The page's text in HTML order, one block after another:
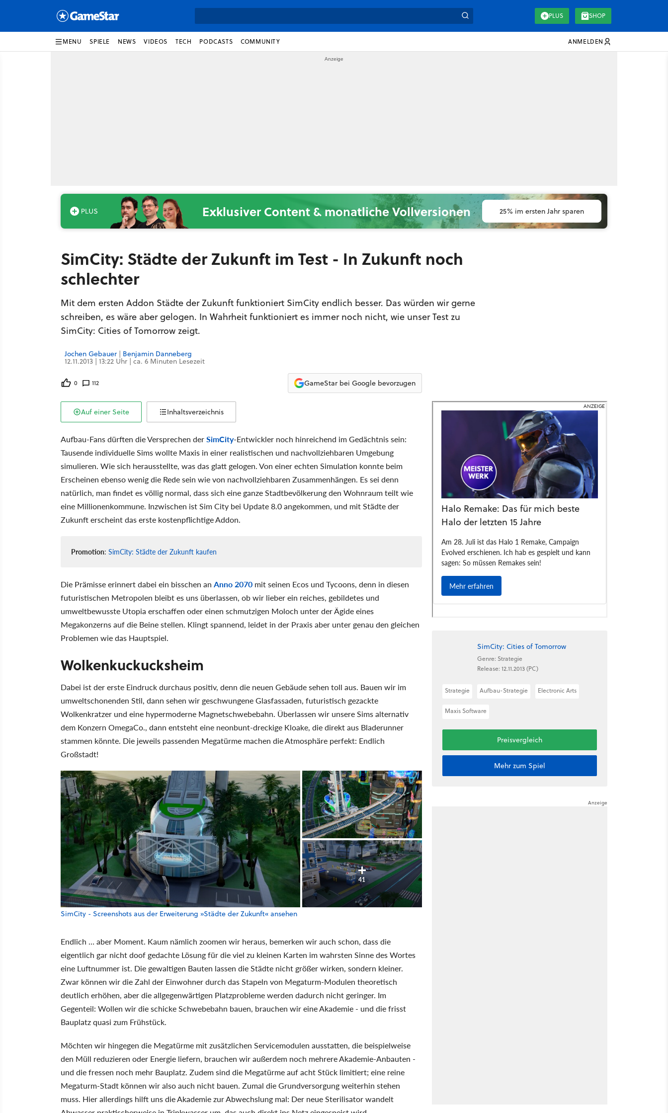
PLUS SHOP
MENU SPIELE NEWS VIDEOS TECH PODCASTS COMMUNITY ANMELDEN
Exklusiver Content & monatliche Vollversionen 25% im ersten Jahr sparen
SimCity: Städte der Zukunft im Test - In Zukunft noch
schlechter
Mit dem ersten Addon Städte der Zukunft funktioniert SimCity endlich besser. Das würden wir gerne
schreiben, es wäre aber gelogen. In Wahrheit funktioniert es immer noch nicht, wie unser Test zu
SimCity: Cities of Tomorrow zeigt.
Jochen Gebauer | Benjamin Danneberg
12.11.2013 | 13:22 Uhr | ca. 6 Minuten Lesezeit
0 112 GameStar bei Google bevorzugen
Auf einer Seite Inhaltsverzeichnis
Aufbau-Fans dürften die Versprechen derSimCity-Entwickler noch hinreichend im Gedächtnis sein:
Tausende individuelle Sims wollte Maxis in einer realistischen und nachvollziehbaren Umgebung
simulieren. Wie sich herausstellte, was das glatt gelogen. Von einer echten Simulation konnte beim
Erscheinen ebenso wenig die Rede sein wie von nachvollziehbaren Zusammenhängen. Es sei denn
natürlich, man findet es völlig normal, dass sich eine ganze Stadtbevölkerung den Wohnraum teilt wie
eine Millionenkommune. Inzwischen ist Sim City bei Update 8.0 angekommen, und mit Städte der
Zukunft erscheint das erste kostenpflichtige Addon.
Promotion: SimCity: Städte der Zukunft kaufen
Die Prämisse erinnert dabei ein bisschen an Anno 2070 mit seinen Ecos und Tycoons, denn in diesen
futuristischen Metropolen bleibt es uns überlassen, ob wir lieber ein reiches, gebildetes und
umweltbewusste Utopia erschaffen oder einen schmutzigen Moloch unter der Ägide eines
Megakonzerns auf die Beine stellen. Klingt spannend, leidet in der Praxis aber unter genau den gleichen
Problemen wie das Hauptspiel.
Wolkenkuckucksheim
Dabei ist der erste Eindruck durchaus positiv, denn die neuen Gebäude sehen toll aus. Bauen wir im
umweltschonenden Stil, dann sehen wir geschwungene Glasfassaden, futuristisch gezackte
Wolkenkratzer und eine hypermoderne Magnetschwebebahn. Überlassen wir unsere Sims alternativ
dem Konzern OmegaCo., dann entsteht eine neonbunt-dreckige Kloake, die direkt aus Bladerunner
stammen könnte. Die jeweils passenden Megatürme machen die Atmosphäre perfekt: Endlich
Großstadt!
41
SimCity - Screenshots aus der Erweiterung »Städte der Zukunft« ansehen
Endlich … aber Moment. Kaum nämlich zoomen wir heraus, bemerken wir auch schon, dass die
eigentlich gar nicht doof gedachte Lösung für die viel zu kleinen Karten im wahrsten Sinne des Wortes
eine Luftnummer ist. Die gewaltigen Bauten lassen die Städte nicht größer wirken, sondern kleiner.
Zwar können wir die Zahl der Einwohner durch das Stapeln von Megaturm-Modulen theoretisch
deutlich erhöhen, aber die allgegenwärtigen Platzprobleme werden dadurch nicht geringer. Im
Gegenteil: Wollen wir die schicke Schwebebahn bauen, brauchen wir eine Akademie - und die frisst
Bauplatz quasi zum Frühstück.
Möchten wir hingegen die Megatürme mit zusätzlichen Servicemodulen ausstatten, die beispielweise
den Müll reduzieren oder Energie liefern, brauchen wir außerdem noch mehrere Akademie-Anbauten -
und die fressen noch mehr Bauplatz. Zudem sind die Megatürme auf acht Stück limitiert; eine reine
Megaturm-Stadt können wir also auch nicht bauen. Zumal die Grundversorgung weiterhin stehen
muss. Hier allerdings hilft uns die Akademie zur Abwechslung mal: Der neue Sterilisator wandelt
SimCity: Cities of Tomorrow
Genre: Strategie
Release: 12.11.2013 (PC)
Strategie Aufbau-Strategie Electronic Arts
Maxis Software
Preisvergleich
Mehr zum Spiel